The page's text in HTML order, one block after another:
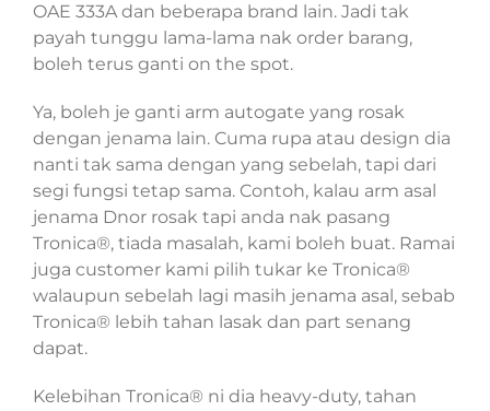
OAE 333A dan beberapa brand lain. Jadi tak
payah tunggu lama-lama nak order barang,
boleh terus ganti on the spot.
Ya, boleh je ganti arm autogate yang rosak
dengan jenama lain. Cuma rupa atau design dia
nanti tak sama dengan yang sebelah, tapi dari
segi fungsi tetap sama. Contoh, kalau arm asal
jenama Dnor rosak tapi anda nak pasang
Tronica®, tiada masalah, kami boleh buat. Ramai
juga customer kami pilih tukar ke Tronica®
walaupun sebelah lagi masih jenama asal, sebab
Tronica® lebih tahan lasak dan part senang
dapat.
Kelebihan Tronica® ni dia heavy-duty, tahan